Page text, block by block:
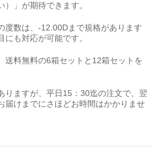
」が期待できます。
度数は、-12.00Dまで規格があります
も対応が可能です。
送料無料の6箱セットと12箱セットを
りますが、平日15：30迄の注文で、翌
届けまでにさほどお時間はかかりませ